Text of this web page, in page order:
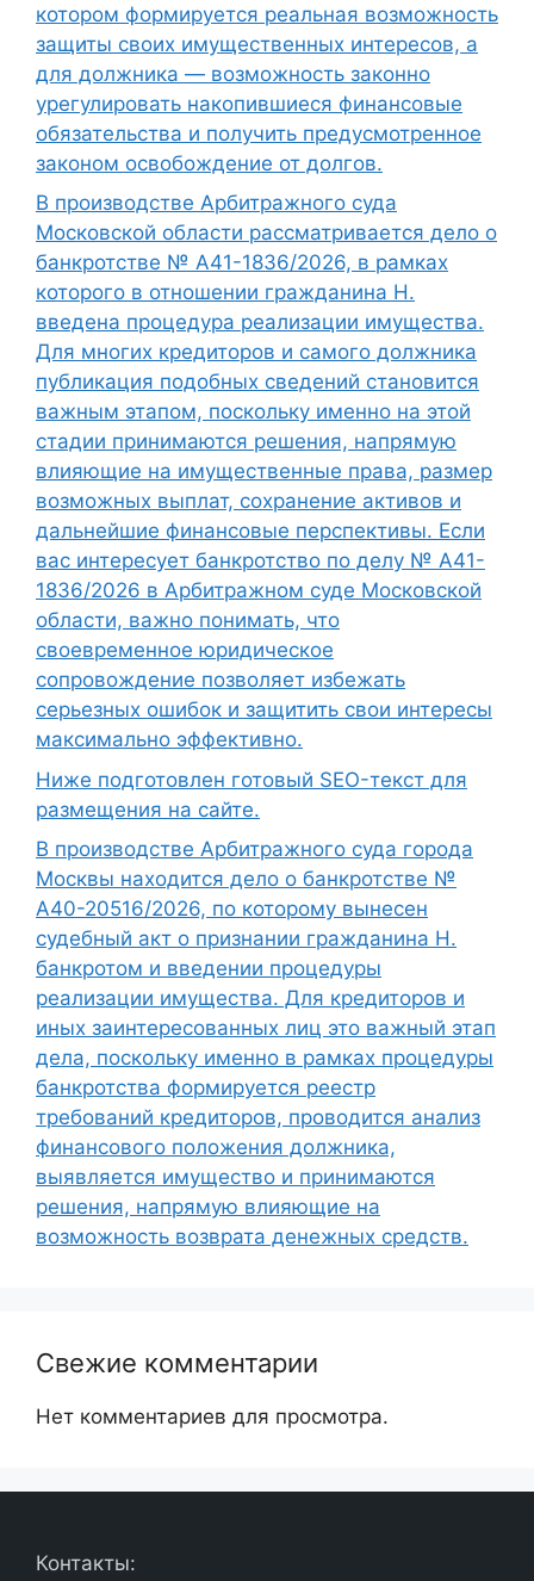
котором формируется реальная возможность
защиты своих имущественных интересов, а
для должника — возможность законно
урегулировать накопившиеся финансовые
обязательства и получить предусмотренное
законом освобождение от долгов.
В производстве Арбитражного суда
Московской области рассматривается дело о
банкротстве № А41-1836/2026, в рамках
которого в отношении гражданина Н.
введена процедура реализации имущества.
Для многих кредиторов и самого должника
публикация подобных сведений становится
важным этапом, поскольку именно на этой
стадии принимаются решения, напрямую
влияющие на имущественные права, размер
возможных выплат, сохранение активов и
дальнейшие финансовые перспективы. Если
вас интересует банкротство по делу № А41-
1836/2026 в Арбитражном суде Московской
области, важно понимать, что
своевременное юридическое
сопровождение позволяет избежать
серьезных ошибок и защитить свои интересы
максимально эффективно.
Ниже подготовлен готовый SEO-текст для
размещения на сайте.
В производстве Арбитражного суда города
Москвы находится дело о банкротстве №
А40-20516/2026, по которому вынесен
судебный акт о признании гражданина Н.
банкротом и введении процедуры
реализации имущества. Для кредиторов и
иных заинтересованных лиц это важный этап
дела, поскольку именно в рамках процедуры
банкротства формируется реестр
требований кредиторов, проводится анализ
финансового положения должника,
выявляется имущество и принимаются
решения, напрямую влияющие на
возможность возврата денежных средств.
Свежие комментарии
Нет комментариев для просмотра.
Контакты: